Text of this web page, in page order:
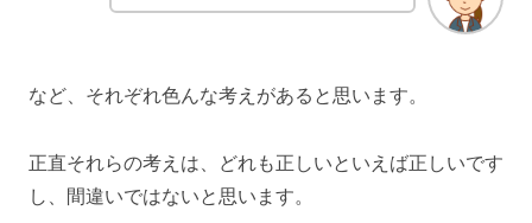
など、それぞれ色んな考えがあると思います。
正直それらの考えは、どれも正しいといえば正しいです
し、間違いではないと思います。